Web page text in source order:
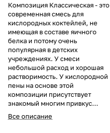
Композиция Классическая - это
современная смесь для
кислородных коктейлей, не
имеющая в составе яичного
белка и потому очень
популярная в детских
учреждениях. У смеси
небольшой расход и хорошая
растворимость. У кислородной
пены на основе этой
композиции присутствует
знакомый многим привкус
солодки.
Все описание